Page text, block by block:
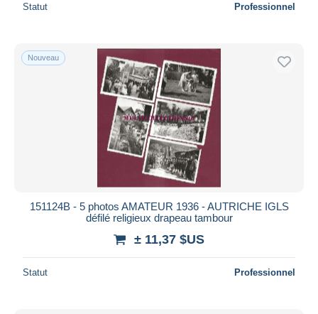
Statut Professionnel
Nouveau
151124B - 5 photos AMATEUR 1936 - AUTRICHE IGLS
défilé religieux drapeau tambour
± 11,37 $US
Statut Professionnel